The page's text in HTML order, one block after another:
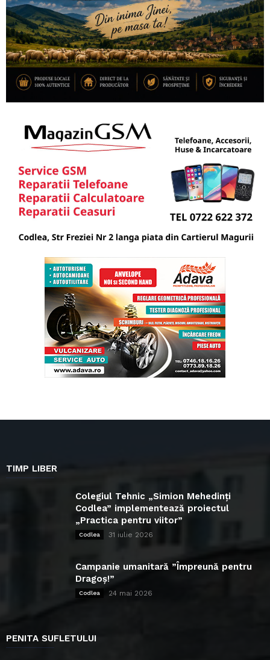
TIMP LIBER
Colegiul Tehnic „Simion Mehedinți
Codlea” implementează proiectul
„Practica pentru viitor”
Codlea 31 iulie 2026
Campanie umanitară ”Împreună pentru
Dragoș!”
Codlea 24 mai 2026
PENITA SUFLETULUI